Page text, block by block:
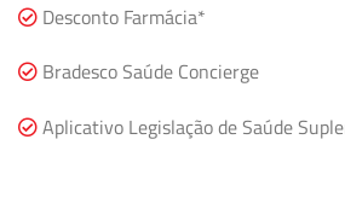
Desconto Farmácia*
Bradesco Saúde Concierge
Aplicativo Legislação de Saúde